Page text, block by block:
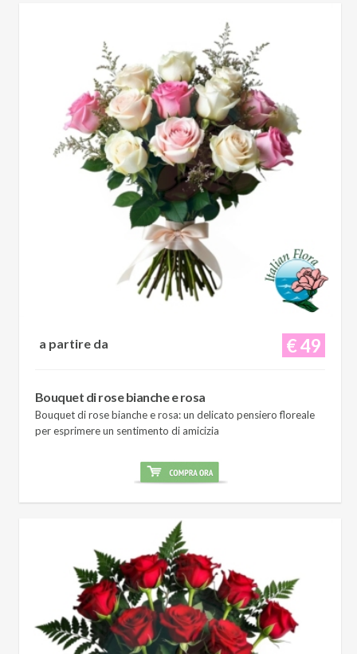
€ 49
a partire da
Bouquet di rose bianche e rosa
Bouquet di rose bianche e rosa: un delicato pensiero floreale
per esprimere un sentimento di amicizia